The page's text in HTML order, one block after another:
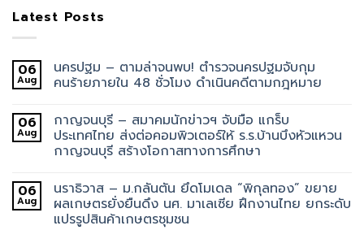
Latest Posts
06
Aug
นครปฐม – ตามล่าจนพบ! ตำรวจนครปฐมจับกุม
คนร้ายภายใน 48 ชั่วโมง ดำเนินคดีตามกฎหมาย
06
Aug
กาญจนบุรี – สมาคมนักข่าวฯ จับมือ แกร็บ
ประเทศไทย ส่งต่อคอมพิวเตอร์ให้ ร.ร.บ้านบึงหัวแหวน
กาญจนบุรี สร้างโอกาสทางการศึกษา
06
Aug
นราธิวาส – ม.กลันตัน ยึดโมเดล “พิกุลทอง” ขยาย
ผลเกษตรยั่งยืนดึง นศ. มาเลเซีย ฝึกงานไทย ยกระดับ
แปรรูปสินค้าเกษตรชุมชน